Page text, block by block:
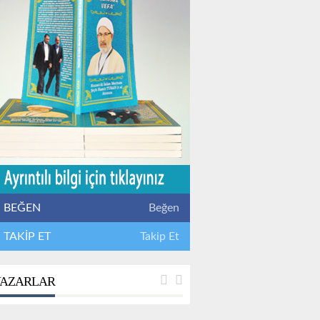
BEĞEN Beğen
TAKİP ET Takip Et